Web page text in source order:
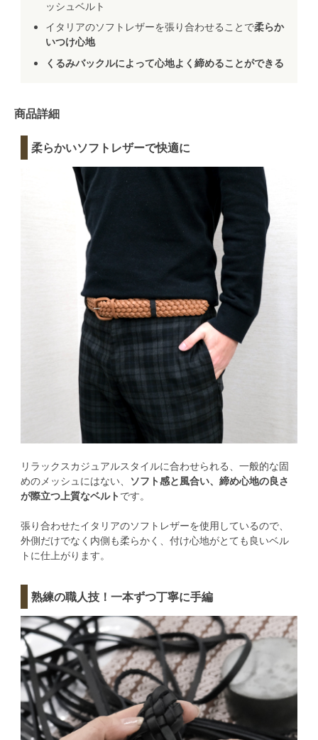
ッシュベルト
イタリアのソフトレザーを張り合わせることで柔らか
いつけ心地
くるみバックルによって心地よく締めることができる
商品詳細
柔らかいソフトレザーで快適に
リラックスカジュアルスタイルに合わせられる、一般的な固
めのメッシュにはない、
ソフト感と風合い、締め心地の良さ
が際立つ上質なベルト です。
張り合わせたイタリアのソフトレザーを使用しているので、
外側だけでなく内側も柔らかく、付け心地がとても良いベル
トに仕上がります。
熟練の職人技！一本ずつ丁寧に手編